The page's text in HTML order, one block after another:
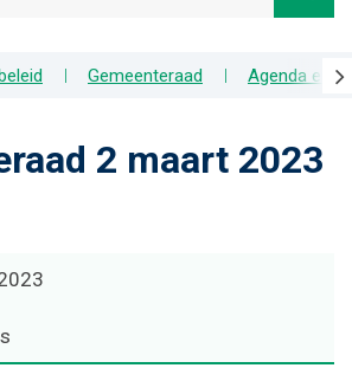
Naar
Gemeenteraad Agenda en
2 maart 2023